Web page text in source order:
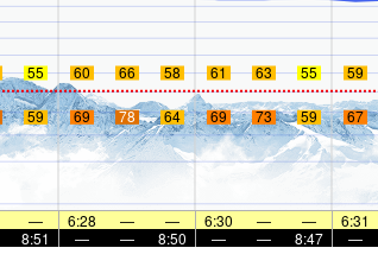
55 60 66 58 61 63 55 59
59 69 78 64 69 73 59 67
— 6:28 — — 6:30 — — 6:31
8:51 — — 8:50 — — 8:47 —